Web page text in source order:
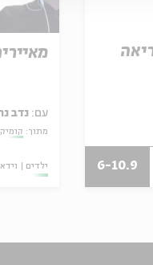
6-10.9
עם: נדב
מתוך:
ילדים